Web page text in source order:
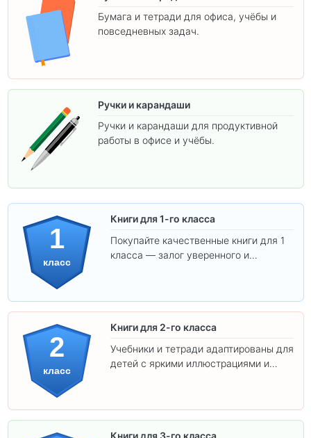
Бумага и тетради для офиса, учёбы и
повседневных задач.
Ручки и карандаши
Ручки и карандаши для продуктивной
работы в офисе и учёбы.
1
класс
Книги для 1-го класса
Покупайте качественные книги для 1
класса — залог уверенного и
2
класс
Книги для 2-го класса
Учебники и тетради адаптированы для
детей с яркими иллюстрациями и